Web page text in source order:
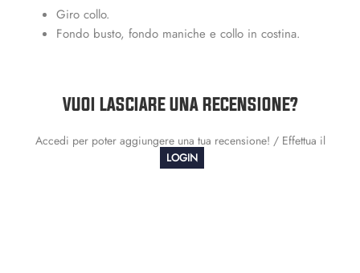
Giro collo.
Fondo busto, fondo maniche e collo in costina.
VUOI LASCIARE UNA RECENSIONE?
Accedi per poter aggiungere una tua recensione! / Effettua il
LOGIN